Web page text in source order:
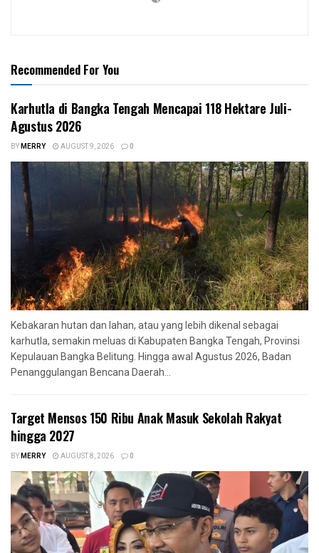
Recommended For You
Karhutla di Bangka Tengah Mencapai 118 Hektare Juli-
Agustus 2026
BYMERRY AUGUST 9, 2026 0
Kebakaran hutan dan lahan, atau yang lebih dikenal sebagai
karhutla, semakin meluas di Kabupaten Bangka Tengah, Provinsi
Kepulauan Bangka Belitung. Hingga awal Agustus 2026, Badan
Penanggulangan Bencana Daerah...
Target Mensos 150 Ribu Anak Masuk Sekolah Rakyat
hingga 2027
BYMERRY AUGUST 8, 2026 0